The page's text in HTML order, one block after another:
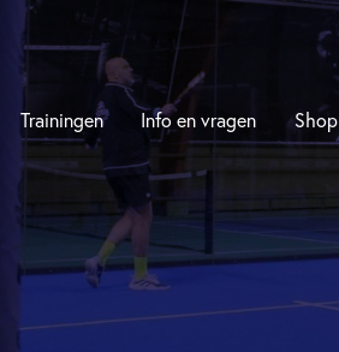
Trainingen Info en vragen Shop